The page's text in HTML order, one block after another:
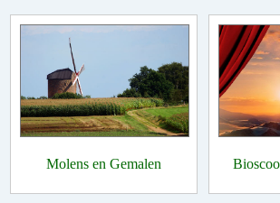
Molens en Gemalen